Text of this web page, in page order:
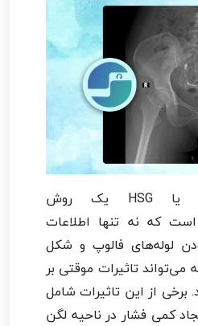
هیستروسالپنگوگرافی یا HSG یک روش
است که نه تنها اطلاعات
لوله‌های فالوپ و شکل
می‌تواند تاثیرات موقتی بر
برخی از این تاثیرات شامل
کمی فشار در ناحیه لگن